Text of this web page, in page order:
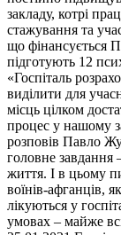
закладу, котрі
стажування та
що фінансується
підготують 12
«Госпіталь
виділити для
місць цілком
процес у нашому
розповів Павло
головне завдання
життя. І в цьому
воїнів-афганців,
лікуються у
умовах – майже